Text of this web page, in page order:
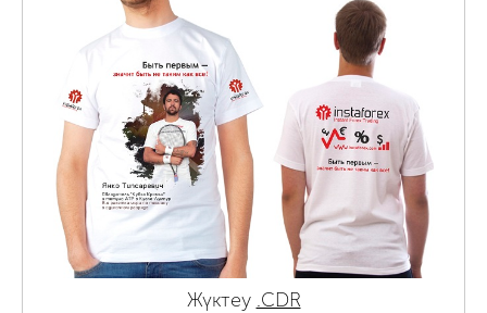
Жүктеу .CDR